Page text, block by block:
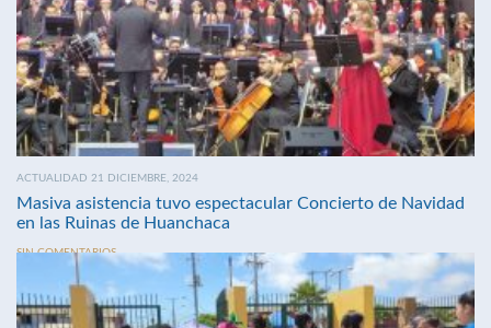
ACTUALIDAD 21 DICIEMBRE, 2024
Masiva asistencia tuvo espectacular Concierto de Navidad
en las Ruinas de Huanchaca
SIN COMENTARIOS